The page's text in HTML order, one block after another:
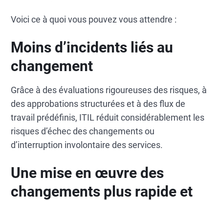
Voici ce à quoi vous pouvez vous attendre :
Moins d’incidents liés au
changement
Grâce à des évaluations rigoureuses des risques, à
des approbations structurées et à des flux de
travail prédéfinis, ITIL réduit considérablement les
risques d’échec des changements ou
d’interruption involontaire des services.
Une mise en œuvre des
changements plus rapide et